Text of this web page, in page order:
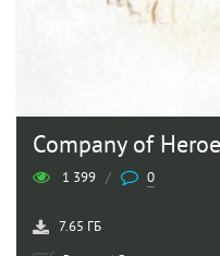
Company of
1 399 / 0
7.65 ГБ